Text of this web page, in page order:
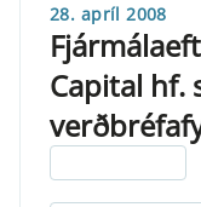
28. apríl 2008
Capital hf.